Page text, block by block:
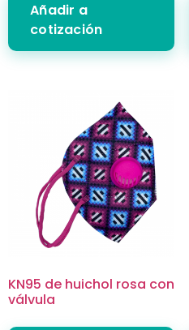
Añadir a
cotización
KN95 de huichol rosa con
válvula